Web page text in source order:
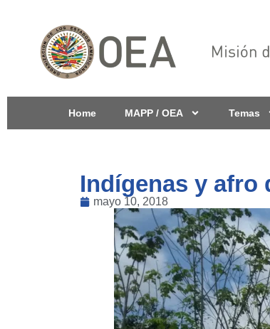
Home MAPP / OEA Temas
Indígenas y afro
mayo 10, 2018